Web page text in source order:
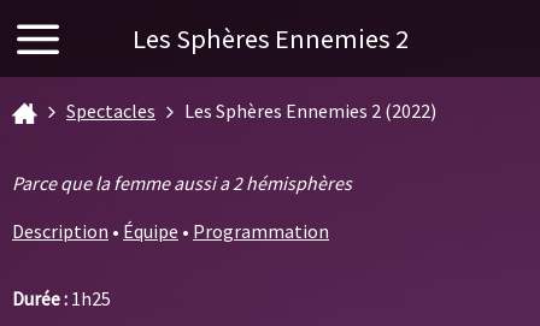
Les Sphères Ennemies 2
Spectacles Les Sphères Ennemies 2 (2022)
Parce que la femme aussi a 2 hémisphères
Description • Équipe • Programmation
Durée : 1h25